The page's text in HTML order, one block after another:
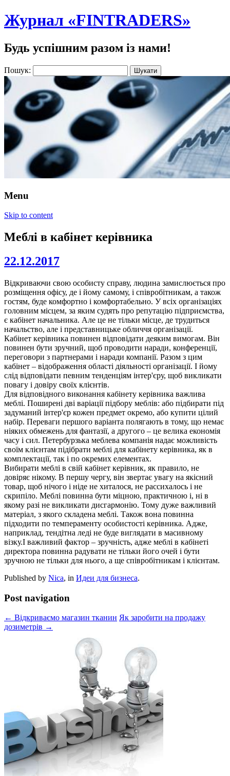
Журнал «FINTRADERS»
Будь успішним разом із нами!
Пошук:
Menu
Skip to content
Меблі в кабінет керівника
22.12.2017
Відкриваючи свою особисту справу, людина замислюється про
розміщення офісу, де і йому самому, і співробітникам, а також
гостям, буде комфортно і комфортабельно. У всіх організаціях
головним місцем, за яким судять про репутацію підприємства,
є кабінет начальника. Але це не тільки місце, де трудиться
начальство, але і представницьке обличчя організації.
Кабінет керівника повинен відповідати деяким вимогам. Він
повинен бути зручний, щоб проводити наради, конференції,
переговори з партнерами і наради компанії. Разом з цим
кабінет – відображення області діяльності організації. І йому
слід відповідати певним тенденціям інтер'єру, щоб викликати
повагу і довіру своїх клієнтів.
Для відповідного виконання кабінету керівника важлива
меблі. Поширені дві варіації підбору меблів: або підбирати під
задуманий інтер'єр кожен предмет окремо, або купити цілий
набір. Переваги першого варіанта полягають в тому, що немає
ніяких обмежень для фантазії, а другого – це велика економія
часу і сил. Петербурзька меблева компанія надає можливість
своїм клієнтам підібрати меблі для кабінету керівника, як в
комплектації, так і по окремих елементах.
Вибирати меблі в свій кабінет керівник, як правило, не
довіряє нікому. В першу чергу, він звертає увагу на якісний
товар, щоб нічого і ніде не хиталося, не рассихалось і не
скрипіло. Меблі повинна бути міцною, практичною і, ні в
якому разі не викликати дисгармонію. Тому дуже важливий
матеріал, з якого складена меблі. Також вона повинна
підходити по темпераменту особистості керівника. Адже,
наприклад, тендітна леді не буде виглядати в масивному
візку.І важливий фактор – зручність, адже меблі в кабінеті
директора повинна радувати не тільки його очей і бути
зручною не тільки для нього, а ще співробітникам і клієнтам.
Published by Nica, in Идеи для бизнеса.
Post navigation
← Відкриваємо магазин тканин Як заробити на продажу
дозиметрів →